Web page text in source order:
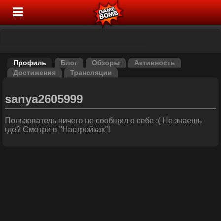
Профиль Блог Обзоры
Активность
Достижения
Трансляции
sanya2605999
Пользователь ничего не сообщил о себе :( Не знаешь
где? Смотри в "Настройках"!